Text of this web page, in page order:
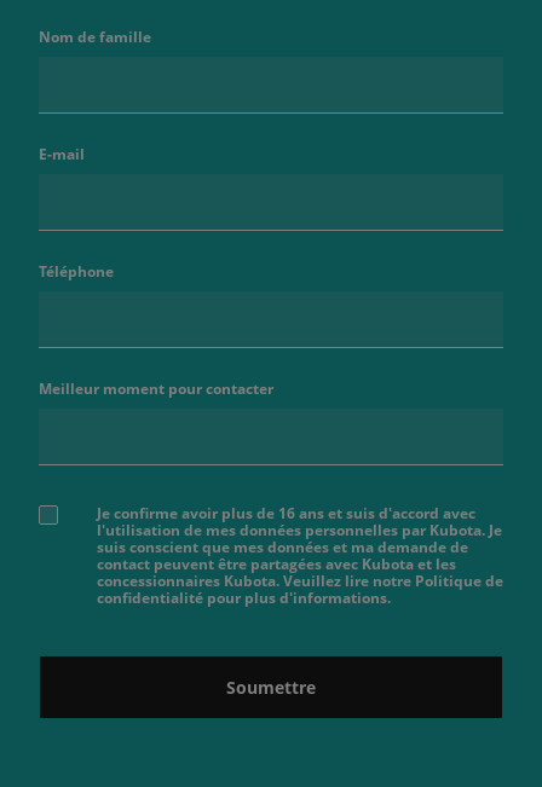
Nom de famille
E-mail
Téléphone
Meilleur moment pour contacter
Je confirme avoir plus de 16 ans et suis d'accord avec
l'utilisation de mes données personnelles par Kubota. Je
suis conscient que mes données et ma demande de
contact peuvent être partagées avec Kubota et les
concessionnaires Kubota. Veuillez lire notre Politique de
confidentialité pour plus d'informations.
Soumettre